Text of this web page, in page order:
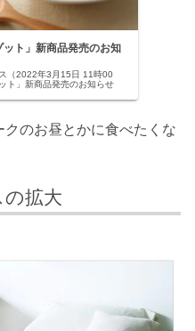
ト」新商品発売のお知
（2022年3月15日 11時00
ト」新商品発売のお知らせ
のお昼とかに食べたくな
の拡大